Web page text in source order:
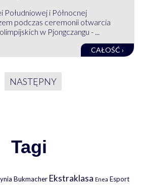
i Północnej
podczas ceremonii otwarcia
w Pjongczangu - ...
CAŁOŚĆ ›
NASTĘPNY
Tagi
Bukmacher Ekstraklasa Enea Esport